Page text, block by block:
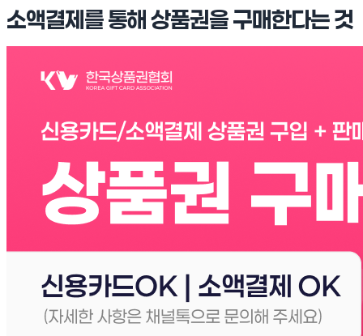
소액결제를 통해 상품권을 구매한다는 것